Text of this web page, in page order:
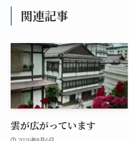
関連記事
雲が広がっています